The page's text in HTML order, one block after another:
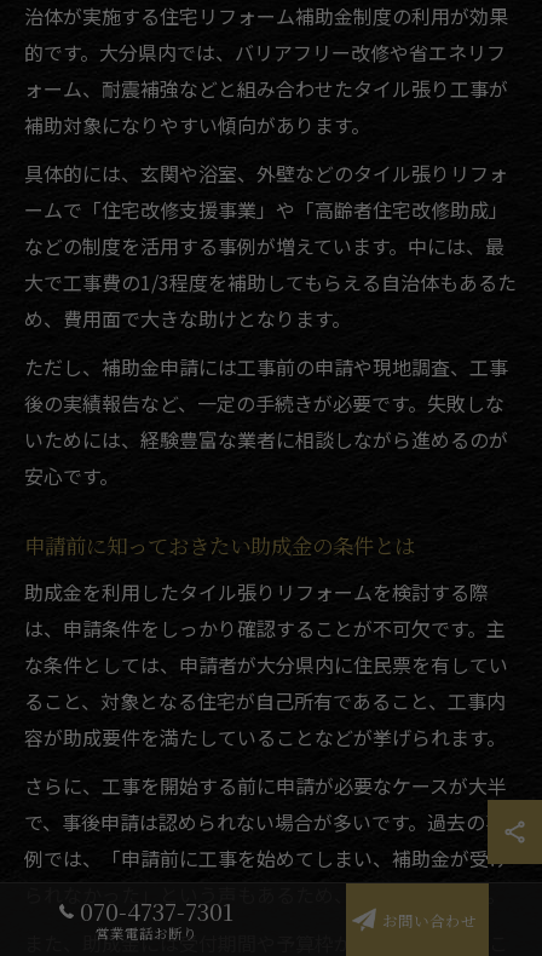
治体が実施する住宅リフォーム補助金制度の利用が効果
的です。大分県内では、バリアフリー改修や省エネリフ
ォーム、耐震補強などと組み合わせたタイル張り工事が
補助対象になりやすい傾向があります。
具体的には、玄関や浴室、外壁などのタイル張りリフォ
ームで「住宅改修支援事業」や「高齢者住宅改修助成」
などの制度を活用する事例が増えています。中には、最
大で工事費の1/3程度を補助してもらえる自治体もあるた
め、費用面で大きな助けとなります。
ただし、補助金申請には工事前の申請や現地調査、工事
後の実績報告など、一定の手続きが必要です。失敗しな
いためには、経験豊富な業者に相談しながら進めるのが
安心です。
申請前に知っておきたい助成金の条件とは
助成金を利用したタイル張りリフォームを検討する際
は、申請条件をしっかり確認することが不可欠です。主
な条件としては、申請者が大分県内に住民票を有してい
ること、対象となる住宅が自己所有であること、工事内
容が助成要件を満たしていることなどが挙げられます。
さらに、工事を開始する前に申請が必要なケースが大半
で、事後申請は認められない場合が多いです。過去の事
例では、「申請前に工事を始めてしまい、補助金が受け
また、助成金には受付期間や予算枠が設定されているこ
070-4737-7301
営業電話お断り
お問い合わせ